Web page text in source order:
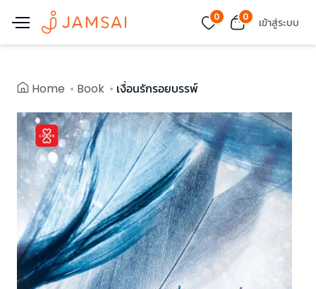
0 0 เข้าสู่ระบบ
Home Book เงื่อนรักรอยบรรพ์